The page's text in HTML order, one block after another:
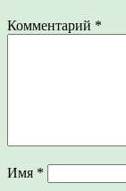
Комментарий *
Имя *